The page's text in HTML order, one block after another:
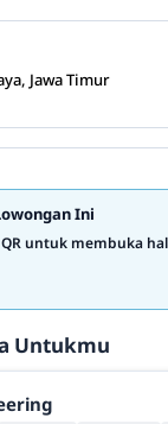
Jawa Timur
Ini
QR untuk membuka
Untukmu